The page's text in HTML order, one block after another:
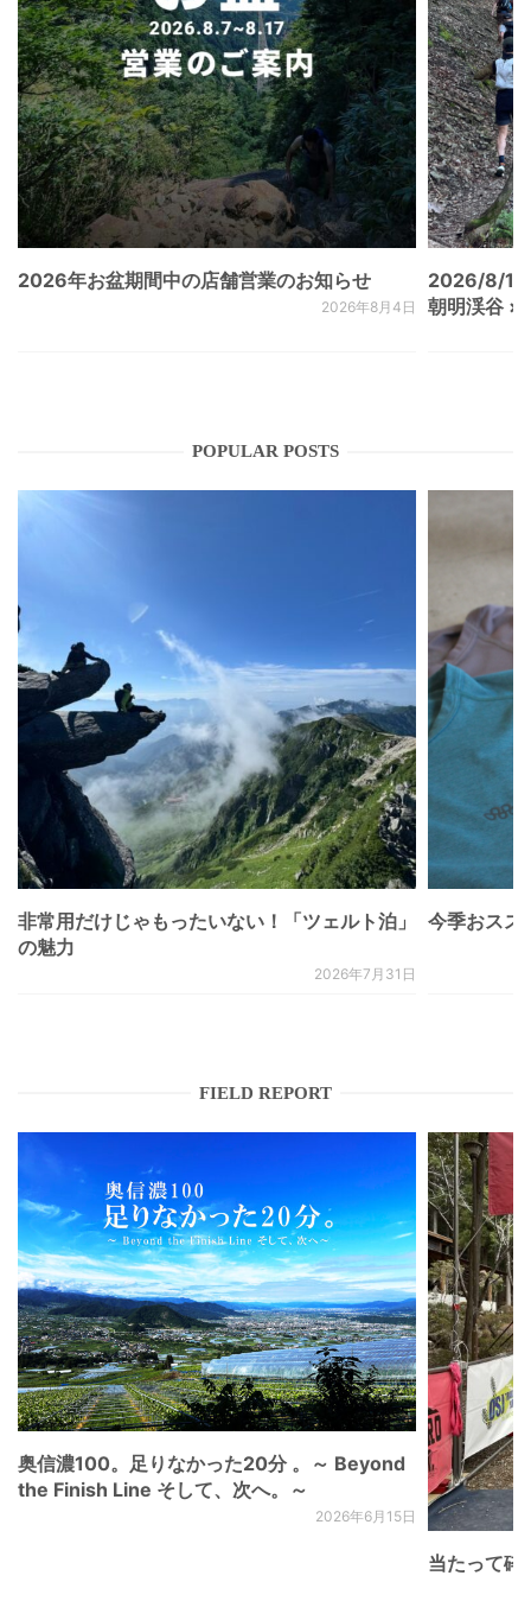
2026年お盆期間中の店舗営業のお知らせ
2026年8月4日
2026/8/
朝明渓谷 ×
POPULAR POSTS
非常用だけじゃもったいない！「ツェルト泊」
の魅力
2026年7月31日
今季おスス
FIELD REPORT
奥信濃100。足りなかった20分 。～ Beyond
the Finish Line そして、次へ。～
2026年6月15日
当たって砕